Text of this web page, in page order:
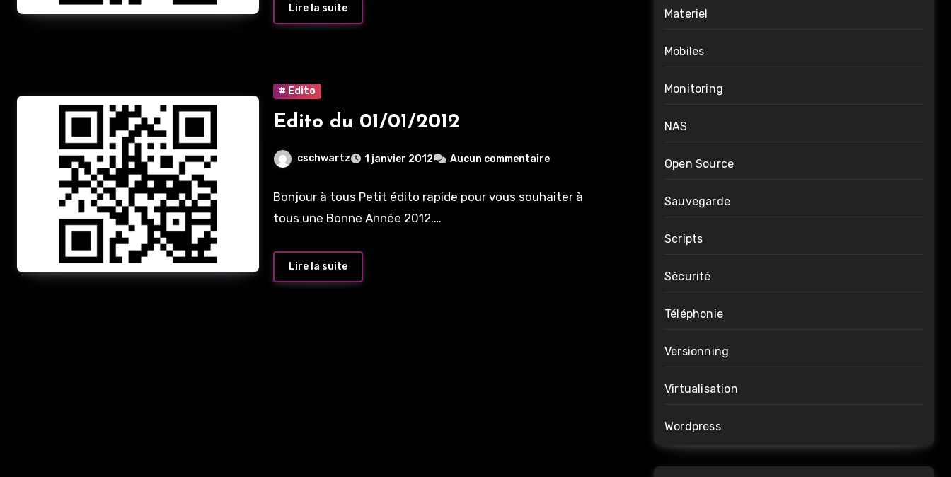
Lire la suite
# Edito
Edito du 01/01/2012
cschwartz 1 janvier 2012 Aucun commentaire
Bonjour à tous Petit édito rapide pour vous souhaiter à
tous une Bonne Année 2012.…
Lire la suite
Materiel
Mobiles
Monitoring
NAS
Open Source
Sauvegarde
Scripts
Sécurité
Téléphonie
Versionning
Virtualisation
Wordpress